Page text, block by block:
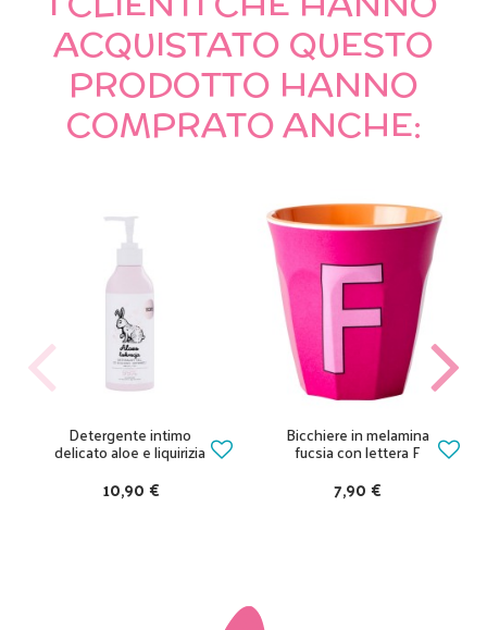
ACQUISTATO QUESTO
PRODOTTO HANNO
COMPRATO ANCHE:
Detergente intimo
delicato aloe e liquirizia
10,90 €
Bicchiere in melamina
fucsia con lettera F
7,90 €